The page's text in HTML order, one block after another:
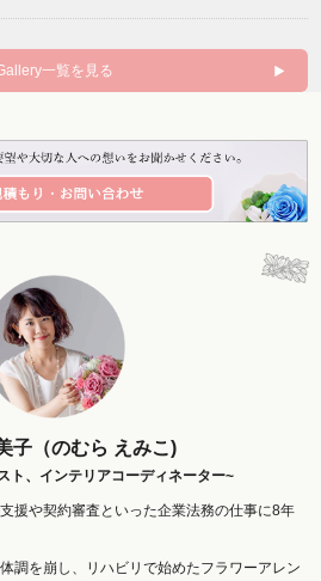
一覧を見る
子（のむら えみこ)
ト、インテリアコーディネーター~
援や契約審査といった企業法務の仕事に8年
調を崩し、リハビリで始めたフラワーアレン